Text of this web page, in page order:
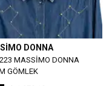
DONNA
MASSİMO DONNA
GÖMLEK